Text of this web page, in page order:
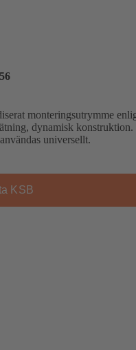
monteringsutrymme
dynamisk konstruktion.
universellt.
KSB